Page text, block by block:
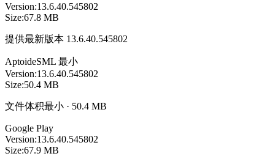
Version:13.6.40.545802
Size:67.8 MB
提供最新版本 13.6.40.545802
AptoideSML 最小
Version:13.6.40.545802
Size:50.4 MB
文件体积最小 · 50.4 MB
Google Play
Version:13.6.40.545802
Size:67.9 MB